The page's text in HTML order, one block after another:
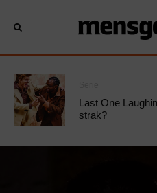
Last One
strak?